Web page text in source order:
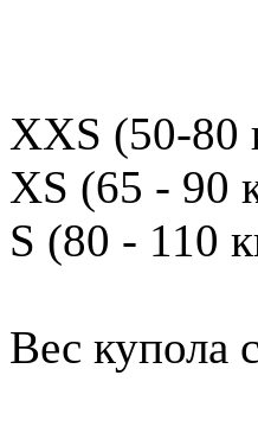
XXS (50-80
XS (65 - 90
S (80 - 110
Вес купола